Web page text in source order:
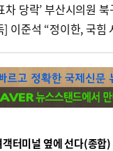
차 당락’ 부산시의원
] 이준석 “정이한, 국힘
터미널 옆에 선다(종합)